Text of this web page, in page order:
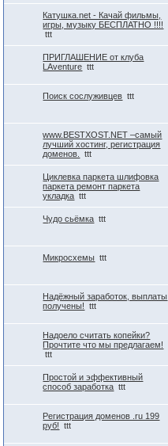
Катушка.net - Качай фильмы,
игры, музыку БЕСПЛАТНО !!!!
ttt
ПРИГЛАШЕНИЕ от клуба
LAventure ttt
Поиск сослуживцев ttt
www.BESTXOST.NET –самый
лучший хостинг, регистрация
доменов.
ttt
Циклевка паркета шлифовка
паркета ремонт паркета
укладка ttt
Чудо сьёмка ttt
Микросхемы ttt
Надёжный заработок, выплаты
получены!
ttt
Надоело считать копейки?
Прочтите что мы предлагаем!
ttt
Простой и эффективный
способ заработка ttt
Регистрация доменов .ru 199
руб!
ttt